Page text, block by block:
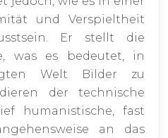
und Verspieltheit
Er stellt die
was es bedeutet, in
Welt Bilder zu
der technische
humanistische, fast
an das